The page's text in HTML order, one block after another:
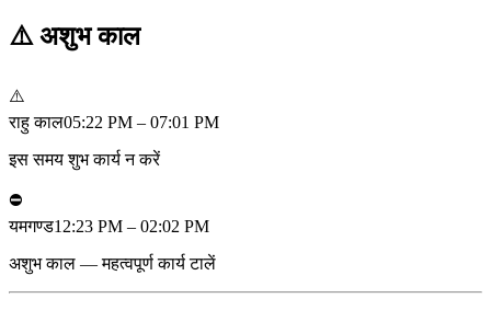
⚠️ अशुभ काल
⚠️
राहु काल05:22 PM – 07:01 PM
इस समय शुभ कार्य न करें
⛔
यमगण्ड12:23 PM – 02:02 PM
अशुभ काल — महत्वपूर्ण कार्य टालें